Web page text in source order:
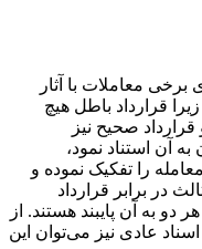
معاملات با آثار
قرارداد باطل هیچ
صحیح نیز
آن استناد نمود،
را تفکیک نموده و
در برابر قرارداد
به آن پایبند هستند. از
عادی نیز می‌توان این